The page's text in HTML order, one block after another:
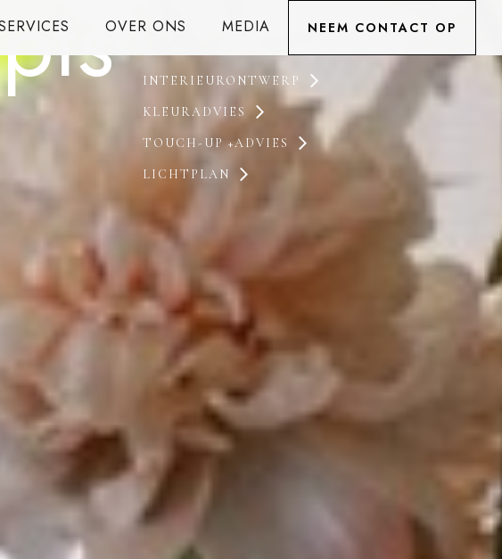
OVER ONS MEDIA NEEM CONTACT OP
INTERIEURONTWERP
KLEURADVIES
TOUCH-UP +ADVIES
LICHTPLAN